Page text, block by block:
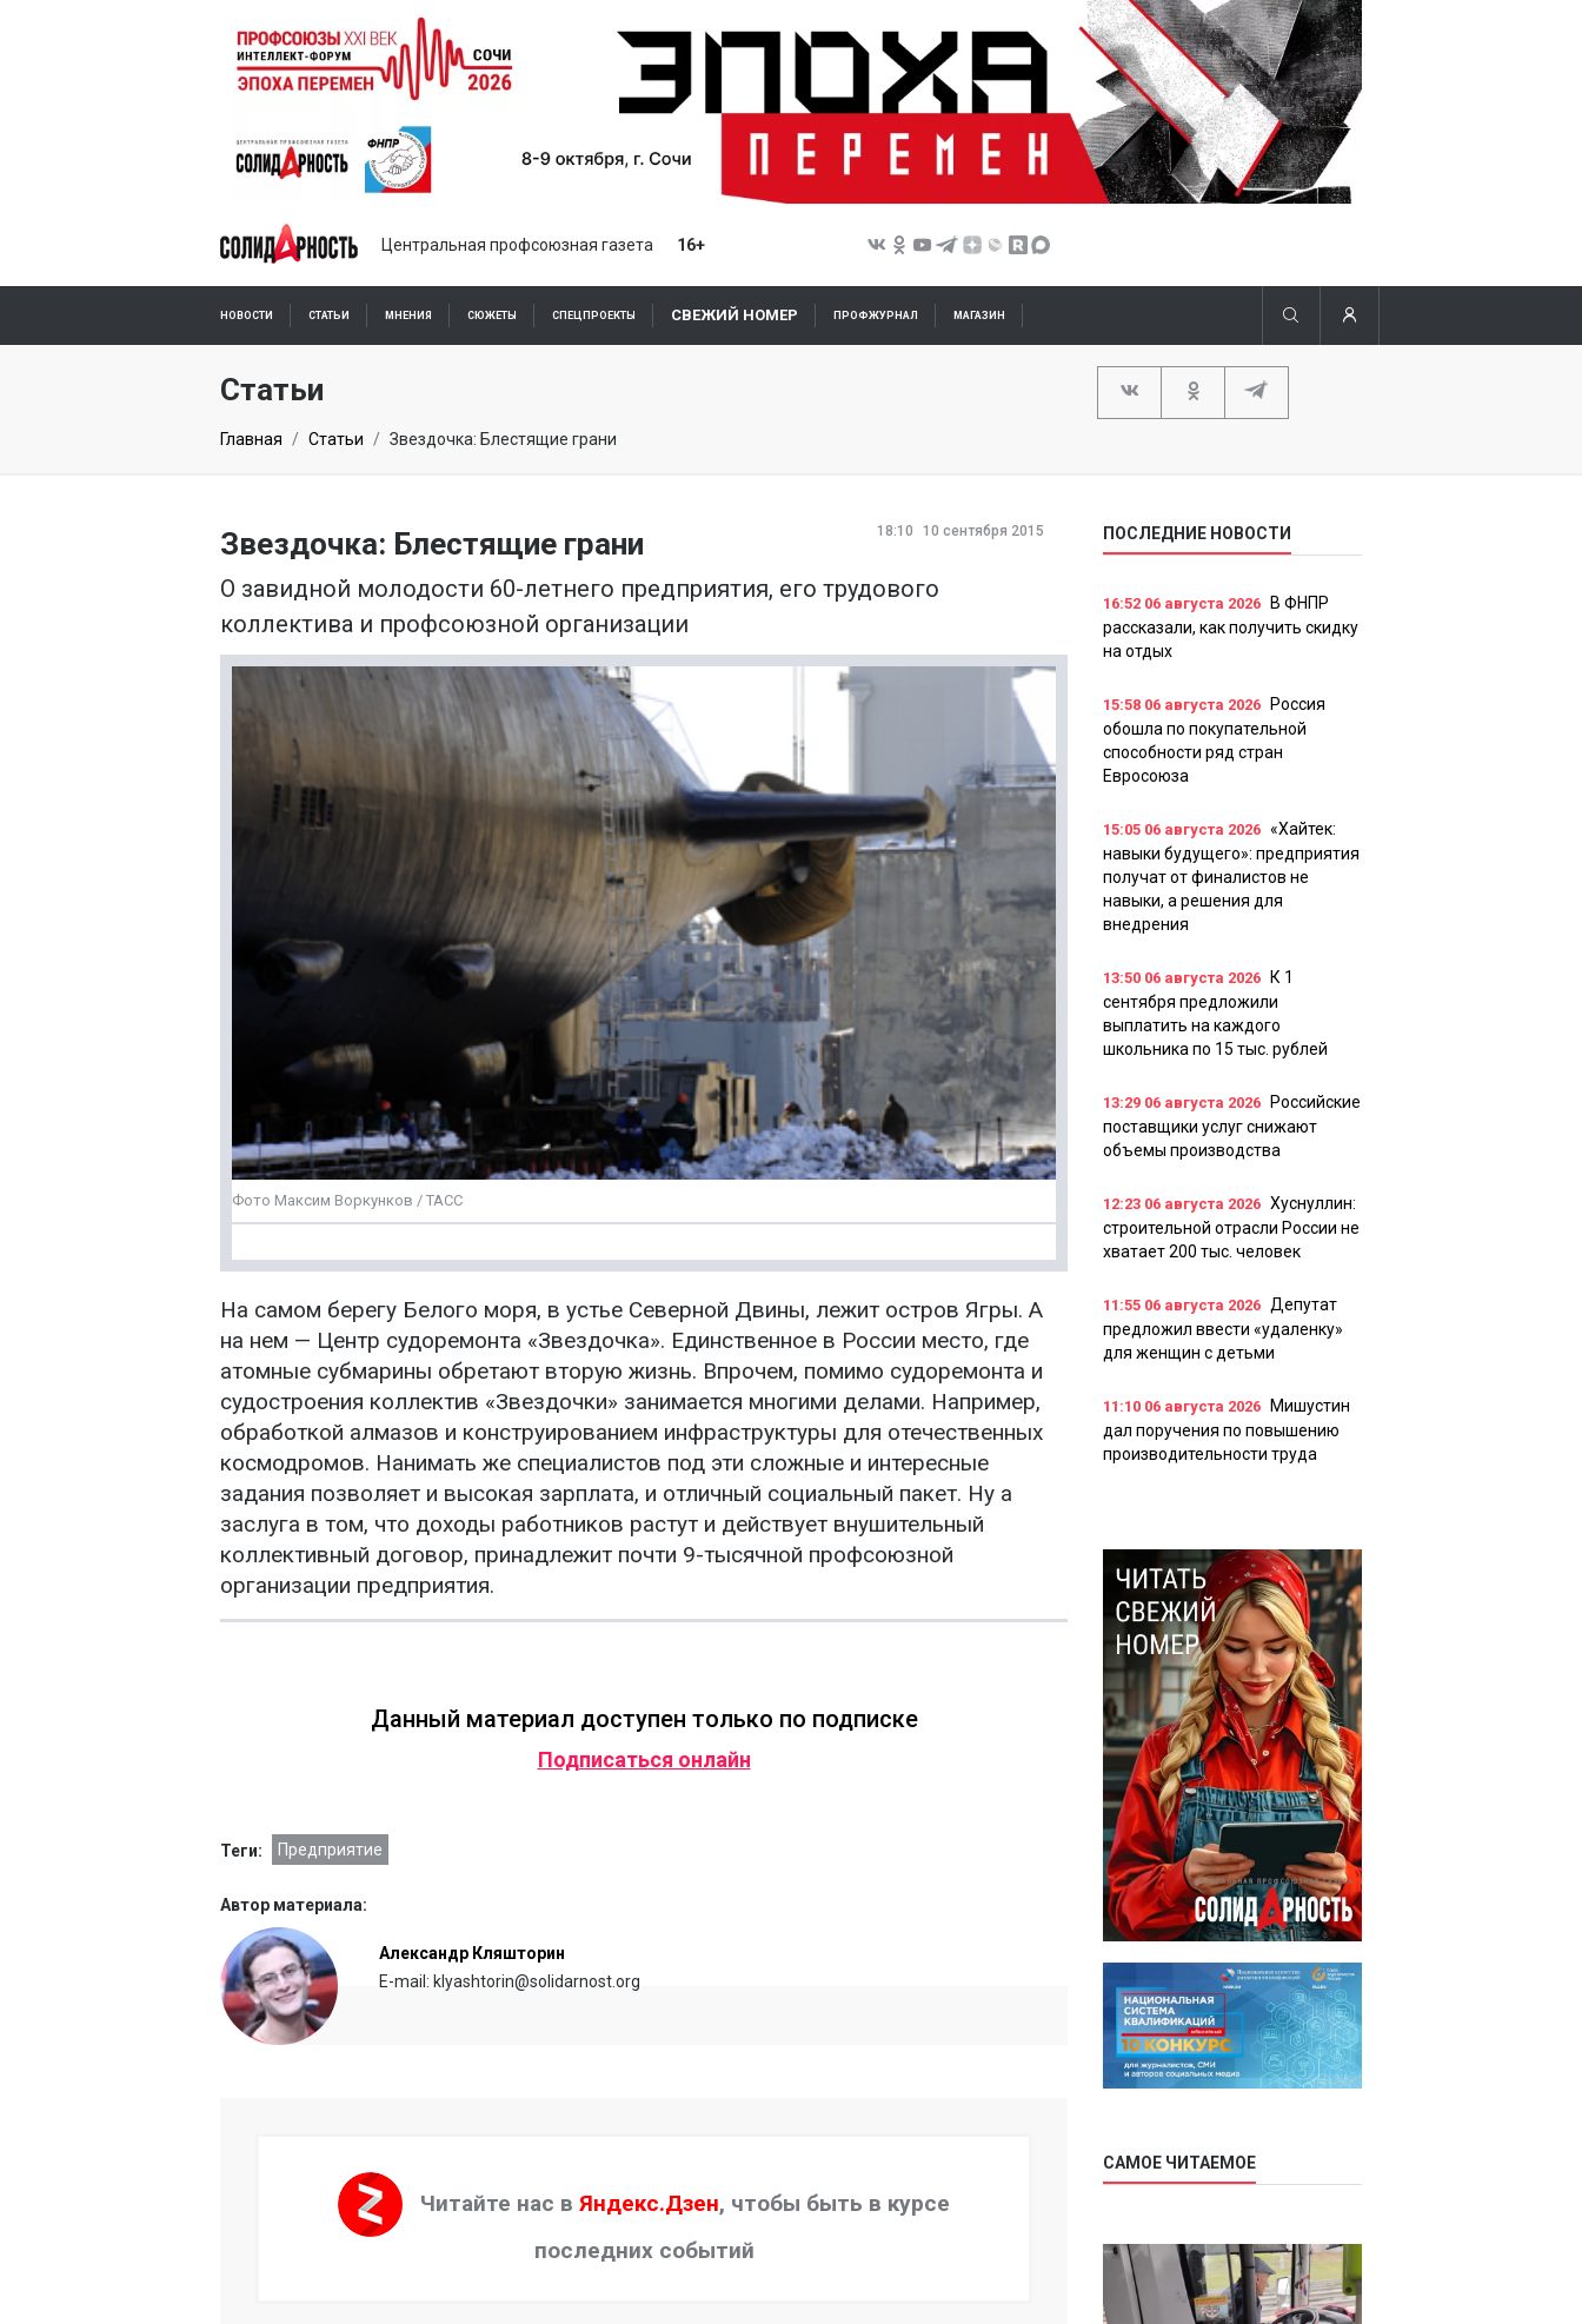
Центральная профсоюзная газета 16+
НОВОСТИ СТАТЬИ МНЕНИЯ СЮЖЕТЫ СПЕЦПРОЕКТЫ СВЕЖИЙ НОМЕР ПРОФЖУРНАЛ МАГАЗИН
Статьи
Главная Статьи Звездочка: Блестящие грани
18:10 10 сентября 2015
Звездочка: Блестящие грани
О завидной молодости 60-летнего предприятия, его трудового
коллектива и профсоюзной организации
Фото Максим Воркунков / ТАСС
На самом берегу Белого моря, в устье Северной Двины, лежит остров Ягры. А
на нем — Центр судоремонта «Звездочка». Единственное в России место, где
атомные субмарины обретают вторую жизнь. Впрочем, помимо судоремонта и
судостроения коллектив «Звездочки» занимается многими делами. Например,
обработкой алмазов и конструированием инфраструктуры для отечественных
космодромов. Нанимать же специалистов под эти сложные и интересные
задания позволяет и высокая зарплата, и отличный социальный пакет. Ну а
заслуга в том, что доходы работников растут и действует внушительный
коллективный договор, принадлежит почти 9-тысячной профсоюзной
организации предприятия.
Данный материал доступен только по подписке
Подписаться онлайн
Теги: Предприятие
Автор материала:
Александр Кляшторин
E-mail: klyashtorin@solidarnost.org
Читайте нас в Яндекс.Дзен, чтобы быть в курсе
последних событий
ПОСЛЕДНИЕ НОВОСТИ
16:52 06 августа 2026
В ФНПР
рассказали, как получить скидку
на отдых
15:58 06 августа 2026
Россия
обошла по покупательной
способности ряд стран
Евросоюза
15:05 06 августа 2026 «Хайтек:
навыки будущего»: предприятия
получат от финалистов не
навыки, а решения для
внедрения
13:50 06 августа 2026
К 1
сентября предложили
выплатить на каждого
школьника по 15 тыс. рублей
13:29 06 августа 2026
Российские
поставщики услуг снижают
объемы производства
12:23 06 августа 2026 Хуснуллин:
строительной отрасли России не
хватает 200 тыс. человек
11:55 06 августа 2026 Депутат
предложил ввести «удаленку»
для женщин с детьми
11:10 06 августа 2026
Мишустин
дал поручения по повышению
производительности труда
САМОЕ ЧИТАЕМОЕ